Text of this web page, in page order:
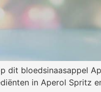
dit bloedsinaasappel
in Aperol Spritz